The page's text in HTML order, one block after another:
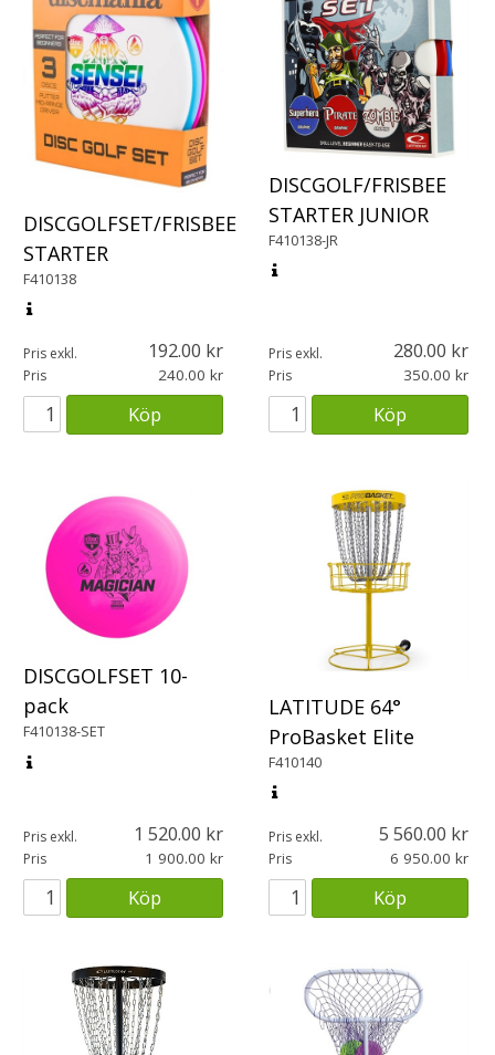
DISCGOLFSET/FRISBEE
STARTER
F410138
Pris exkl. 192.00
Pris 240.00
Köp
DISCGOLF/FRISBEE
STARTER JUNIOR
F410138-JR
Pris exkl. 280.00
Pris 350.00
Köp
DISCGOLFSET 10-
pack
F410138-SET
Pris exkl. 1 520.00
Pris 1 900.00
Köp
LATITUDE 64°
ProBasket Elite
F410140
Pris exkl. 5 560.00
Pris 6 950.00
Köp